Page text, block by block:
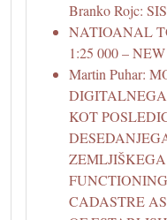
Branko Rojc:
NATIOANAL
1:25 000 –
Martin Puhar:
KOT
CADASTRE